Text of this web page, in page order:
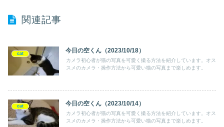
関連記事
cat 今日の空くん（2023/10/18）
カメラ初心者が猫の写真を可愛く撮る方法を紹介しています。オス
スメのカメラ・操作方法から可愛い猫の写真まで楽しめます。
cat 今日の空くん（2023/10/14）
カメラ初心者が猫の写真を可愛く撮る方法を紹介しています。オス
スメのカメラ・操作方法から可愛い猫の写真まで楽しめます。